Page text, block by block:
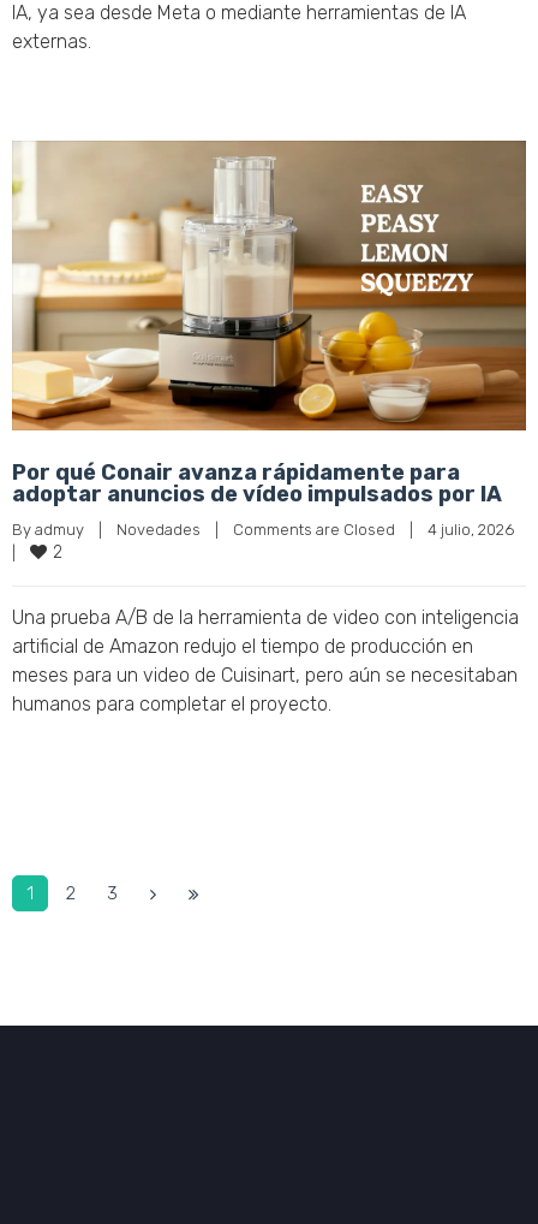
IA, ya sea desde Meta o mediante herramientas de IA
externas.
Por qué Conair avanza rápidamente para
adoptar anuncios de vídeo impulsados por IA
By admuy Novedades Comments are Closed
2
Una prueba A/B de la herramienta de video con inteligencia
artificial de Amazon redujo el tiempo de producción en
meses para un video de Cuisinart, pero aún se necesitaban
humanos para completar el proyecto.
1 2 3